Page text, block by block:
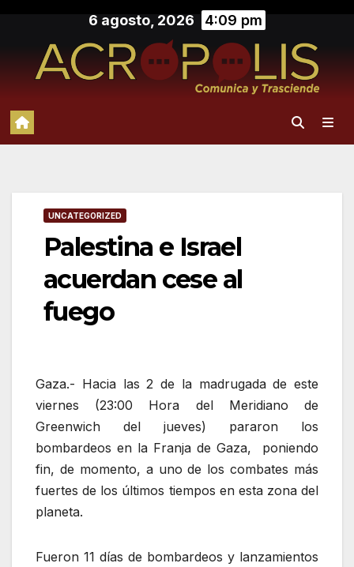
contenido
6 agosto, 2026 4:09 pm
UNCATEGORIZED
Palestina e Israel
acuerdan cese al
fuego
Gaza.- Hacia las 2 de la madrugada de este
viernes (23:00 Hora del Meridiano de
Greenwich del jueves) pararon los
bombardeos en la Franja de Gaza, poniendo
fin, de momento, a uno de los combates más
fuertes de los últimos tiempos en esta zona del
planeta.
Fueron 11 días de bombardeos y lanzamientos